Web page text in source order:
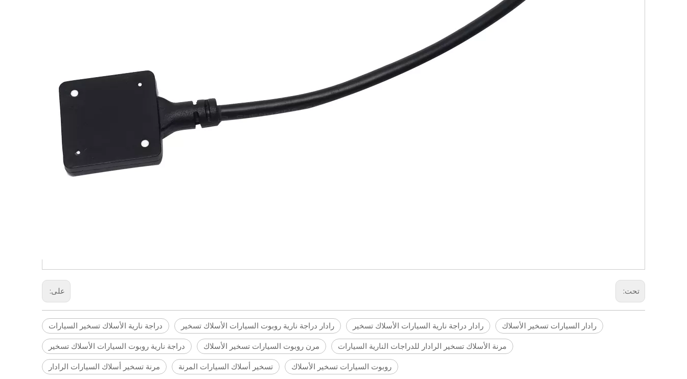
على: تحت:
دراجة نارية الأسلاك تسخير السيارات رادار دراجة نارية روبوت السيارات الأسلاك تسخير رادار دراجة نارية السيارات الأسلاك تسخير
رادار السيارات تسخير الأسلاك
دراجة نارية روبوت السيارات الأسلاك تسخير
مرن روبوت السيارات تسخير الأسلاك
مرنة الأسلاك تسخير الرادار للدراجات النارية السيارات
مرنة تسخير أسلاك السيارات الرادار
تسخير أسلاك السيارات المرنة روبوت السيارات تسخير الأسلاك